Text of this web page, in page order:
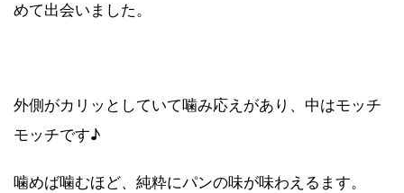
めて出会いました。
外側がカリッとしていて噛み応えがあり、中はモッチ
モッチです♪
噛めば噛むほど、純粋にパンの味が味わえるます。